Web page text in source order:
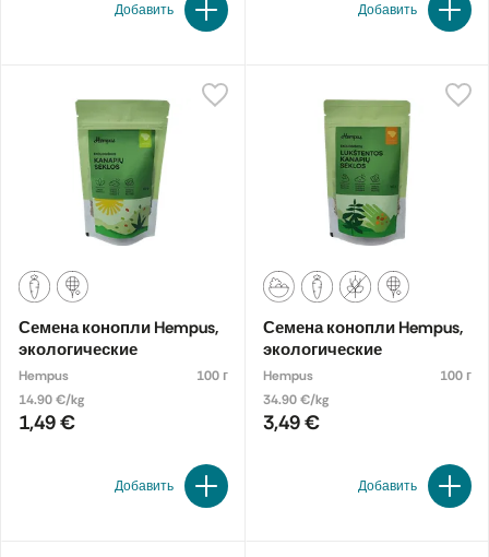
Добавить Добавить
Семена конопли Hempus,
экологические
Hempus
100 г
14.90 €/kg
1,49 €
Добавить
Семена конопли Hempus,
экологические
Hempus
100 г
34.90 €/kg
3,49 €
Добавить